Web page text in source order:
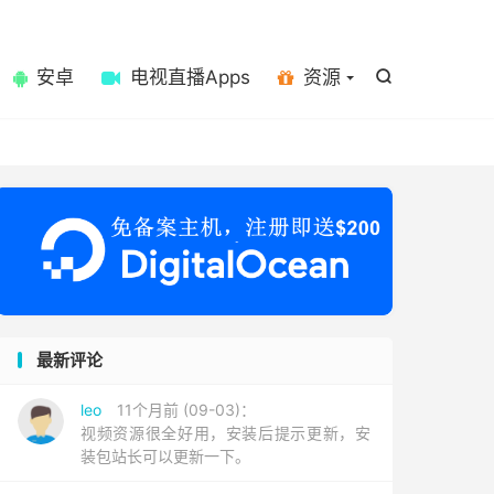

安卓 电视直播Apps 资源
最新评论
leo
11个月前 (09-03)：
视频资源很全好用，安装后提示更新，安
装包站长可以更新一下。